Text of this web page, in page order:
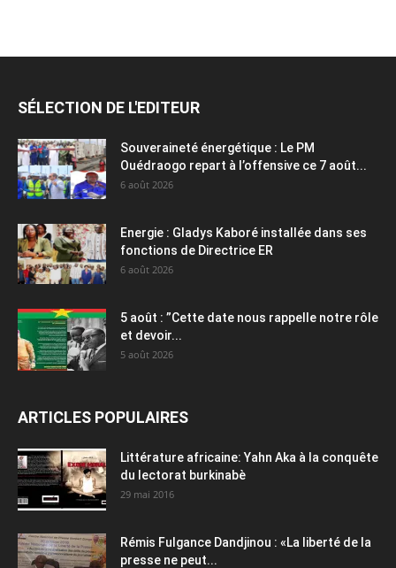
SÉLECTION DE L'EDITEUR
Souveraineté énergétique : Le PM
Ouédraogo repart à l’offensive ce 7 août...
6 août 2026
Energie : Gladys Kaboré installée dans ses
fonctions de Directrice ER
6 août 2026
5 août : ”Cette date nous rappelle notre rôle
et devoir...
5 août 2026
ARTICLES POPULAIRES
Littérature africaine: Yahn Aka à la conquête
du lectorat burkinabè
29 mai 2016
Rémis Fulgance Dandjinou : «La liberté de la
presse ne peut...